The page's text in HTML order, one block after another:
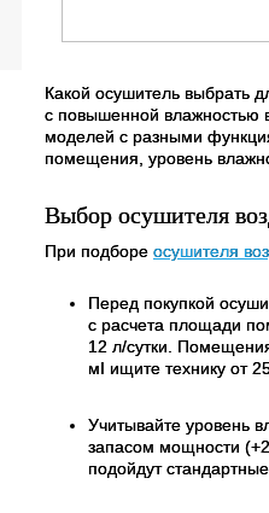
Какой осушитель выбрать
с повышенной влажностью
моделей с разными
помещения, уровень
Выбор осушителя
При подборе осушителя
Перед покупкой
с расчета площади
12 л/сутки.
мІ ищите технику от
Учитывайте уровень
запасом мощности
подойдут